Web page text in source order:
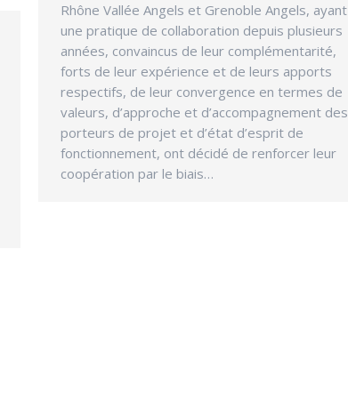
Rhône Vallée Angels et Grenoble Angels, ayant
une pratique de collaboration depuis plusieurs
années, convaincus de leur complémentarité,
forts de leur expérience et de leurs apports
respectifs, de leur convergence en termes de
valeurs, d’approche et d’accompagnement des
porteurs de projet et d’état d’esprit de
fonctionnement, ont décidé de renforcer leur
coopération par le biais…